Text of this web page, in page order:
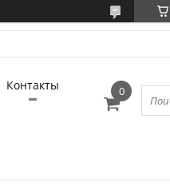
Контакты